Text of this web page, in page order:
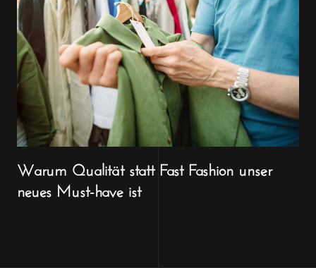
Warum Qualität statt Fast Fashion unser
neues Must-have ist